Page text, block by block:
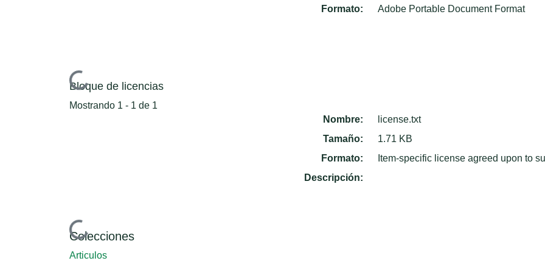
Cargando...
Formato:
Adobe Portable Document Format
Bloque de licencias
Mostrando 1 - 1 de 1
Cargando...
Nombre:
license.txt
Tamaño:
1.71 KB
Formato:
Item-specific license agreed upon to
Descripción:
Colecciones
Articulos